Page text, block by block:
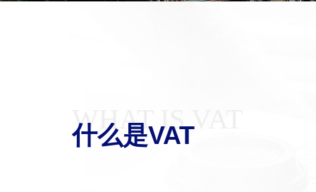
WHAT IS VAT
什么是VAT